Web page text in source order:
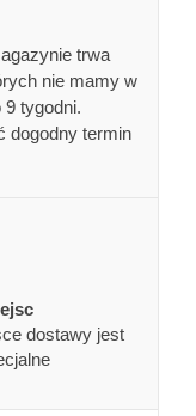
trwa
nie mamy w
tygodni.
dogodny termin
dostawy jest